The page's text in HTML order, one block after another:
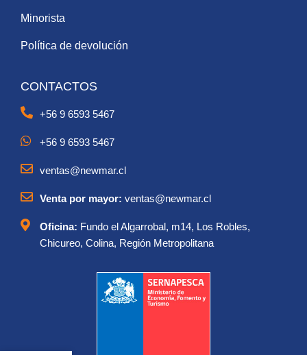
Minorista
Política de devolución
CONTACTOS
+56 9 6593 5467
+56 9 6593 5467
ventas@newmar.cl
Venta por mayor: ventas@newmar.cl
Oficina: Fundo el Algarrobal, m14, Los Robles,
Chicureo, Colina, Región Metropolitana